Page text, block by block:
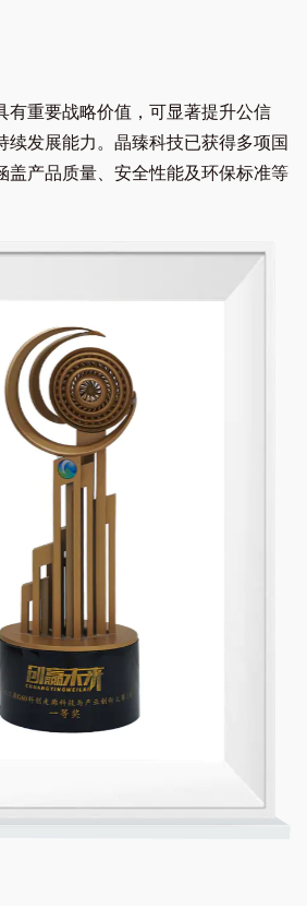
面料，面料在1800度火焰喷烧
向了不燃，实现行业颠覆。
消防以及劳动保护领域，开发出
火服，电焊服，电焊毯等多款颠
多项发明认证。在“创客中国”大
台州赛区冠军。
材料守护生命，开始进军国防领
需备装产品研发示范单位”。同年
建设投产，材料进入规模化量产
未来大赛中，公司荣获戎耀组全
毕马威中国“未来独角兽/长三角
单。
势而起赋能新能源产业，锂电池
有重要战略价值，可显著提升公信
续发展能力。晶臻科技已获得多项国
盖产品质量、安全性能及环保标准等